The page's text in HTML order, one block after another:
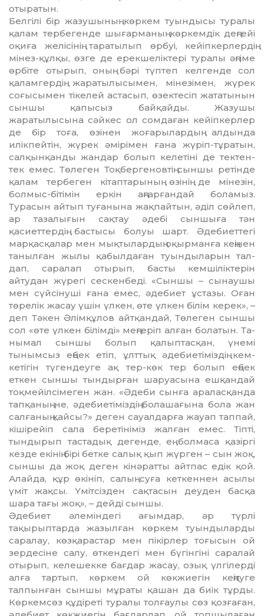
отыратын.
Белгiлi бiр жазушының көркем туындысы туралы
қалам тербегенде шығар­ма­ның көркемдiк деңгейi
оқиға желiсiнiң таратылып өрбуi, кейiпкерлердiң
мiнез-құлқы, өзге де ерекшелiктерi туралы әң­гiме
өрбiте отырып, оның бәрi түптеп кел­г­енде сол
қаламгердiң жаратылысымен, мiнезiмен, жүрек
соғысымен тiкелей астасып, өзектесiп жататынын
сыншы қапысыз байқайды. Жазушы
жаратылысына сәйкес ол сомдаған кейiпкерлер
де бiр тоға, өзiнен жоғарылардың алдында
илiкпейтiн, жүрек әмiрiмен ғана жүрiп-тұратын,
салқынқанды жандар болып келетiнi де тектен-
тек емес. Төлеген Тоқбергеновтiң сыншы ретiнде
қалам тербеген кiтаптарының өзiнiң де мiнезiн,
болмыс-бiтiмiн еркiн аңғарғандай боламыз.
Турасын айтып туғанына жақпайтын, әдiл сөйлеп,
ар тазалығын сақтау әдебі сыншыға тән
қасиеттердiң бастысы болуы шарт. Әдебиеттегi
марқасқалар мен мықтылардың оқырманға кеңiнен
таныл­ған жылы қабылдаған туындыларын тал­
дап, саралап отырып, басты кемшiлiктерiн
айтудан жүрегi сескенбедi. «Сыншы – сы­наушы
мен сүйсiнушi ғана емес, әдебиет ұстазы. Оған
төрелiк жасау үшiн үлкен, өте үлкен бiлiм керек», –
деп Тәкен Әлiм­құлов айтқандай, Төлеген сыншы
сол «өте үлкен бiлiмдi» меңгерiп алған болатын. Та­
нымал сыншы болып қалыптасқан, үне­мi
тынымсыз еңбек етiп, ұлттық әде­биетiмiздiң кем-
кетiгiн түгендеуге ақ тер-көк тер болып еңбек
еткен сыншы тын­дырған шаруасына ешқандай
тоқ­мейiл­сiмеген жан. «Әдеби сынға ара­лас­қанда
тапқаның не, әдебиетiмiздiң бо­лашағына бола жан
салғаның қайсы?» деген сауалдарға жауап таппай,
кiшiрейiп сала беретiнiмiз жалған емес. Тiптi,
тындырып тастадық дегенде, ең болмаса қазiргi
кезде екiнiң бiрi бетке салық қып жүрген – сын жоқ,
сыншы да жоқ деген кiнәратты айтпас едiк қой.
Алайда, құр өкiнiп, салың суға кеткеннен асылы
үмiт жақсы. Үмiтсiзден сақтасын деуден басқа
шара тағы жоқ», – дейдi сыншы.
Әдебиет әлемiндегi ағымдар, әр түрлi
тақырыптарда жазылған көркем туындыларды
саралау, көзқарастар мен пiкiрлер тоғысын ой
зердесiне салу, өткендегi мен бүгiнгiнi саралай
отырып, келешекке бағ­дар жасау, озық үлгiлердi
алға тартып, көр­кем ой көкжиегiн кеңiтуге
талпынған сын­шы мұраты қашан да биiк тұрды.
Көр­кемсөз құдiретi туралы толғаулы сөз қоз­ғаған,